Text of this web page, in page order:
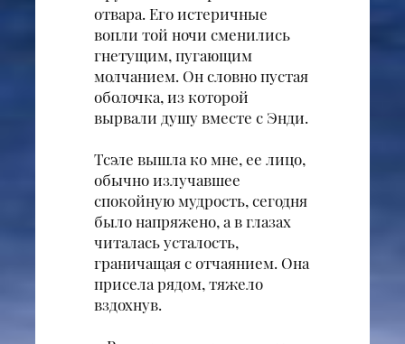
отвара. Его истеричные
вопли той ночи сменились
гнетущим, пугающим
молчанием. Он словно пустая
оболочка, из которой
вырвали душу вместе с Энди.
Тсэле вышла ко мне, ее лицо,
обычно излучавшее
спокойную мудрость, сегодня
было напряжено, а в глазах
читалась усталость,
граничащая с отчаянием. Она
присела рядом, тяжело
вздохнув.